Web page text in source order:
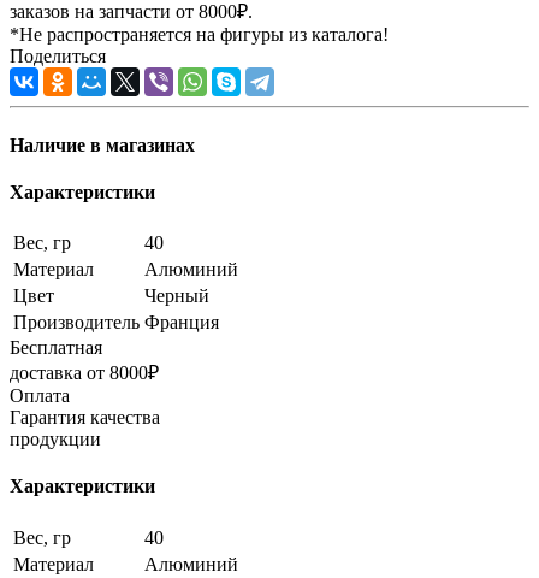
заказов на запчасти от 8000₽.
*Не распространяется на фигуры из каталога!
Поделиться
Наличие в магазинах
Характеристики
Вес, гр
40
Материал
Алюминий
Цвет
Черный
Производитель Франция
Бесплатная
доставка от 8000₽
Оплата
Гарантия качества
продукции
Характеристики
Вес, гр
40
Материал
Алюминий